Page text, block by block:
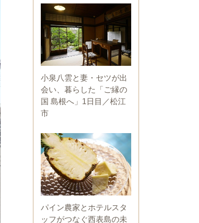
小泉八雲と妻・セツが出
会い、暮らした「ご縁の
国 島根へ」1日目／松江
市
パイン農家とホテルスタ
ッフがつなぐ西表島の未